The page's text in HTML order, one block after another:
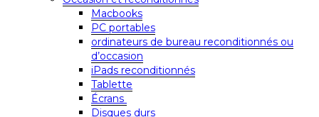
Macbooks
PC portables
ordinateurs de bureau reconditionnés ou
d’occasion
iPads reconditionnés
Tablette
Écrans
Disques durs